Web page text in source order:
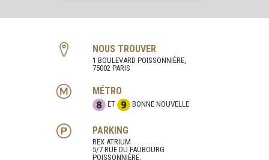
NOUS TROUVER
1 BOULEVARD POISSONNIÈRE,
75002 PARIS
MÉTRO
ET BONNE NOUVELLE
PARKING
REX ATRIUM
5/7 RUE DU FAUBOURG
POISSONNIÈRE,